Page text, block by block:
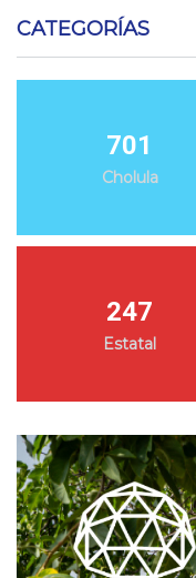
CATEGORÍAS
701
Cholula
247
Estatal